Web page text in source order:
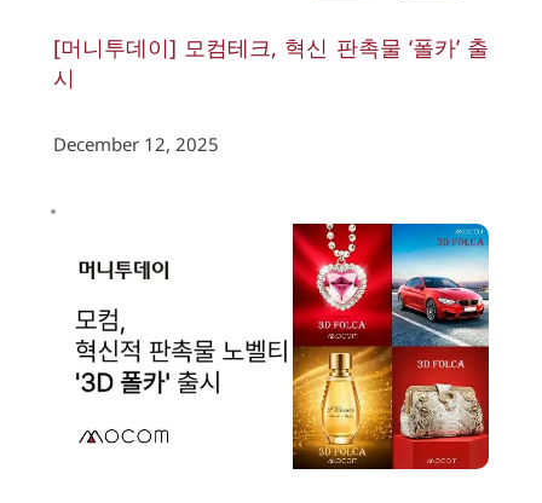
[머니투데이] 모컴테크, 혁신 판촉물 ‘폴카’ 출
시
December 12, 2025